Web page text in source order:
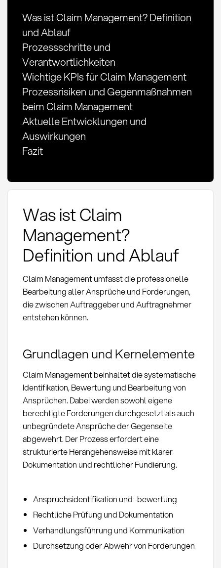
Was ist Claim Management? Definition
und Ablauf
Prozessschritte und
Verantwortlichkeiten
Wichtige KPIs für Claim Management
Prozessrisiken und Gegenmaßnahmen
beim Claim Management
Aktuelle Entwicklungen und
Auswirkungen
Fazit
Was ist Claim
Management?
Definition und Ablauf
Claim Management umfasst die professionelle
Bearbeitung aller Ansprüche und Forderungen,
die zwischen Auftraggeber und Auftragnehmer
entstehen können.
Grundlagen und Kernelemente
Claim Management beinhaltet die systematische
Identifikation, Bewertung und Bearbeitung von
Ansprüchen. Dabei werden sowohl eigene
berechtigte Forderungen durchgesetzt als auch
unbegründete Ansprüche der Gegenseite
abgewehrt. Der Prozess erfordert eine
strukturierte Herangehensweise mit klarer
Dokumentation und rechtlicher Fundierung.
Anspruchsidentifikation und -bewertung
Rechtliche Prüfung und Dokumentation
Verhandlungsführung und Kommunikation
Durchsetzung oder Abwehr von Forderungen